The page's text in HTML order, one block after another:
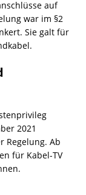
auf
war im §2
Sie galt für
2021
Regelung. Ab
für Kabel-TV